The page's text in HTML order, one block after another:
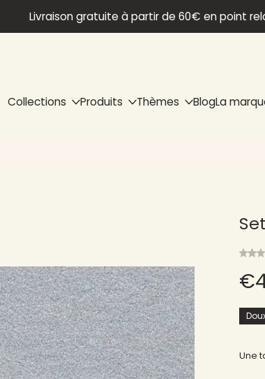
Livraison gratuite à partir de 60€ en point
Collections Produits Thèmes BlogLa
Une